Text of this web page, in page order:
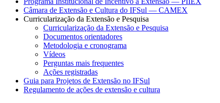
Câmara de Extensão e Cultura do IFSul — CAMEX
Curricularização da Extensão e Pesquisa
Curricularização da Extensão e Pesquisa
Documentos orientadores
Metodologia e cronograma
Vídeos
Perguntas mais frequentes
Ações registradas
Guia para Projetos de Extensão no IFSul
Regulamento de ações de extensão e cultura